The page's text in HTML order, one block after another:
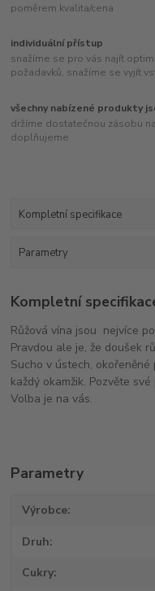
poměrem kvalita/cena
individuální přístup
snažíme se pro vás najít
požadavků, snažíme se vyjít
všechny nabízené produkty
držíme dostatečnou zásobu
doplňujeme
Kompletní specifikace
Parametry
Kompletní
Růžová vína jsou nejvíce
Pravdou ale je, že doušek
Sucho v ústech,
každý okamžik. Pozvěte
Volba je na vás.
Parametry
Výrobce
Druh
Cukry